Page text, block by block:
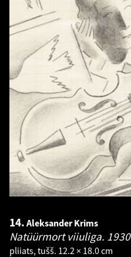
14. Aleksander Krims
Natüürmort viiuliga. 1930
pliiats, tušš. 12.2 × 18.0 cm